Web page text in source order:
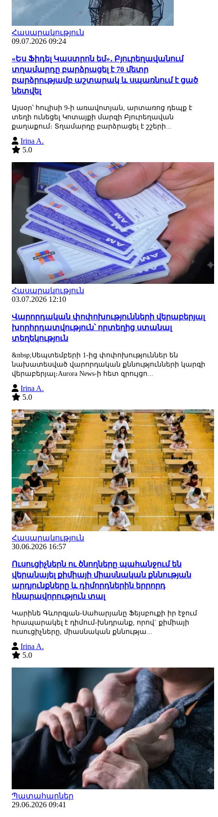
Հասարակություն
09.07.2026 09:24
«Ես Ֆիդել Կաստրոն եմ»․ Բյուրեղավանում
տղամարդը բարձրացել է 70 մետր
բարձրությամբ աշտարակ և սպառնում է ցած
նետվել
Այսօր՝ հուլիսի 9-ի առավոտյան, արտառոց դեպք է
տեղի ունեցել Կոտայքի մարզի Բյուրեղավան
քաղաքում։ Տղամարդը բարձրացել է շշերի...
Irina A.
5.0
Հասարակություն
03.07.2026 12:10
Վարորդական փոփոխությունների վերաբերյալ
խորհրդատվություն՝ որտեղից ստանալ
տեղեկություն
&nbsp;Սեպտեմբերի 1-ից փոփոխություններ են
նախատեսված վարորդական քննությունների կարգի
վերաբերյալ։Aurora News-ի հետ զրույցո...
Irina A.
5.0
Հասարակություն
30.06.2026 16:57
Ուսուցիչներն ու ծնողները պահանջում են
վերանայել քիմիայի միասնական քննության
արդյունքները և դիմորդներին երրորդ
հնարավորություն տալ
Կարինե Գևորգյան-Սահարյանը Ֆեյսբուքի իր էջում
հրապարակել է դիմում-խնդրանք, որով` քիմիայի
ուսուցիչները, միասնական քննությա...
Irina A.
5.0
Պատահարներ
29.06.2026 09:41